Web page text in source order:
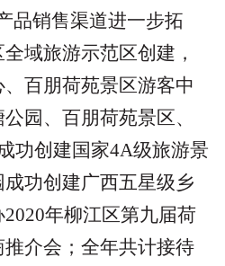
品销售渠道进一步拓
域旅游示范区创建，
百朋荷苑景区游客中
园、百朋荷苑景区、
功创建国家4A级旅游景
功创建广西五星级乡
2020年柳江区第九届荷
介会；全年共计接待